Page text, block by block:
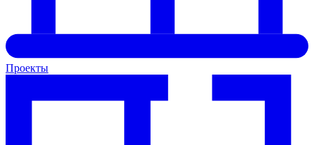
Проекты